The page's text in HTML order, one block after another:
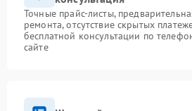
Точные прайс-листы,
ремонта, отсутствие скрытых
бесплатной консультации по
сайте